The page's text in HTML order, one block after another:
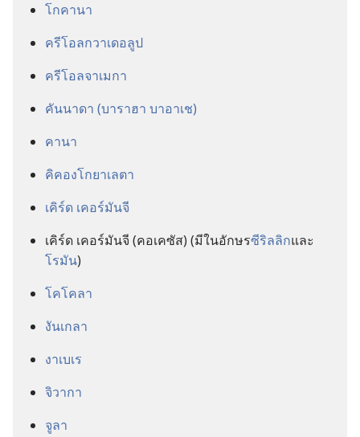
โกคานา
ครีโอลกวาเดอลูป
ครีโอลจาเมกา
คันนาดา (บาราฮา บาอาเช)
คานา
คิคองโกยาเลตา
เคิร์ด เคอร์มันจี
เคิร์ด เคอร์มันจี (คอเคซัส) (มี​ใน​อักษร​ซีริลลิก​และ​
โรมัน)
โคโคลา
งันเกลา
งาเบเร
จิวากา
จูลา